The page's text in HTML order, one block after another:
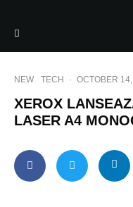
NEW TECH · OCTOBER
XEROX
LASER A4